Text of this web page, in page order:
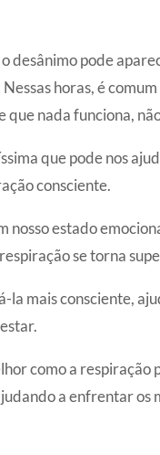
desânimo pode
horas, é
nada funciona,
que pode nos
consciente.
estado
se torna
mais consciente,
como a
a enfrentar os